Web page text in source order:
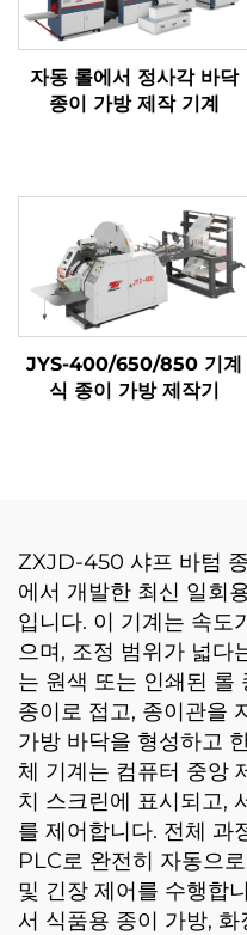
자동 롤에서 정사각 바닥
종이 가방 제작 기계
JYS-400/650/850 기계
식 종이 가방 제작기
ZXJD-450 샤프 바텀
에서 개발한 최신 일회
입니다. 이 기계는 속도
으며, 조정 범위가 넓다
는 원색 또는 인쇄된 롤
종이로 접고, 종이관을
가방 바닥을 형성하고
체 기계는 컴퓨터 중앙
치 스크린에 표시되고,
를 제어합니다. 전체 과
PLC로 완전히 자동으
및 긴장 제어를 수행합
서 식품용 종이 가방,